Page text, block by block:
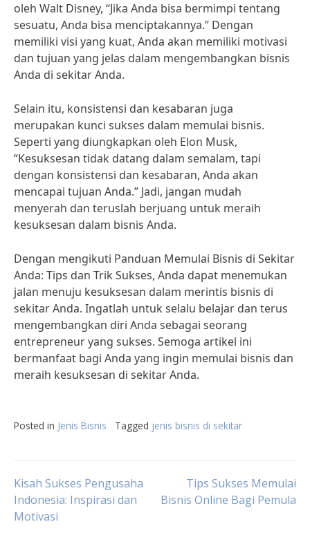
oleh Walt Disney, “Jika Anda bisa bermimpi tentang
sesuatu, Anda bisa menciptakannya.” Dengan
memiliki visi yang kuat, Anda akan memiliki motivasi
dan tujuan yang jelas dalam mengembangkan bisnis
Anda di sekitar Anda.
Selain itu, konsistensi dan kesabaran juga
merupakan kunci sukses dalam memulai bisnis.
Seperti yang diungkapkan oleh Elon Musk,
“Kesuksesan tidak datang dalam semalam, tapi
dengan konsistensi dan kesabaran, Anda akan
mencapai tujuan Anda.” Jadi, jangan mudah
menyerah dan teruslah berjuang untuk meraih
kesuksesan dalam bisnis Anda.
Dengan mengikuti Panduan Memulai Bisnis di Sekitar
Anda: Tips dan Trik Sukses, Anda dapat menemukan
jalan menuju kesuksesan dalam merintis bisnis di
sekitar Anda. Ingatlah untuk selalu belajar dan terus
mengembangkan diri Anda sebagai seorang
entrepreneur yang sukses. Semoga artikel ini
bermanfaat bagi Anda yang ingin memulai bisnis dan
meraih kesuksesan di sekitar Anda.
Posted in Jenis Bisnis Tagged jenis bisnis di sekitar
Post
navigation
Kisah Sukses Pengusaha
Indonesia: Inspirasi dan
Motivasi
Tips Sukses Memulai
Bisnis Online Bagi Pemula